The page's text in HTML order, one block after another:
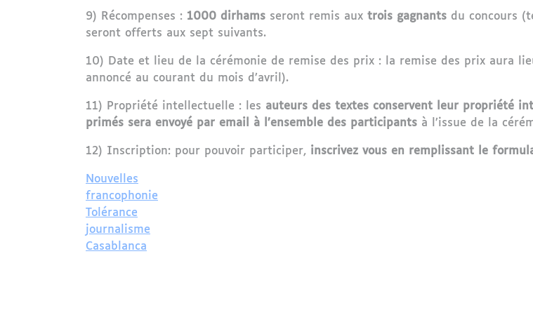
9) Récompenses : 1000 dirhams seront remis aux trois gagnants du concours
seront offerts aux sept suivants.
10) Date et lieu de la cérémonie de remise des prix : la remise des prix aura
annoncé au courant du mois d’avril).
11) Propriété intellectuelle : les auteurs des textes conservent leur propriété
primés sera envoyé par email à l’ensemble des participants à l’issue de la
12) Inscription: pour pouvoir participer, inscrivez vous en remplissant le
Nouvelles
francophonie
Tolérance
journalisme
Casablanca